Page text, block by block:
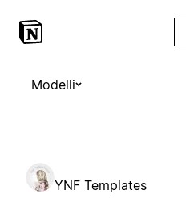
Modelli
YNF Templates